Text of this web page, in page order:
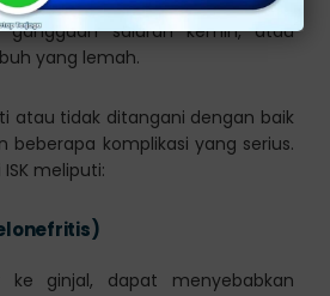
gangguan saluran kemih, atau
yang lemah.
atau tidak ditangani dengan baik
beberapa komplikasi yang serius.
meliputi:
ke ginjal, dapat menyebabkan